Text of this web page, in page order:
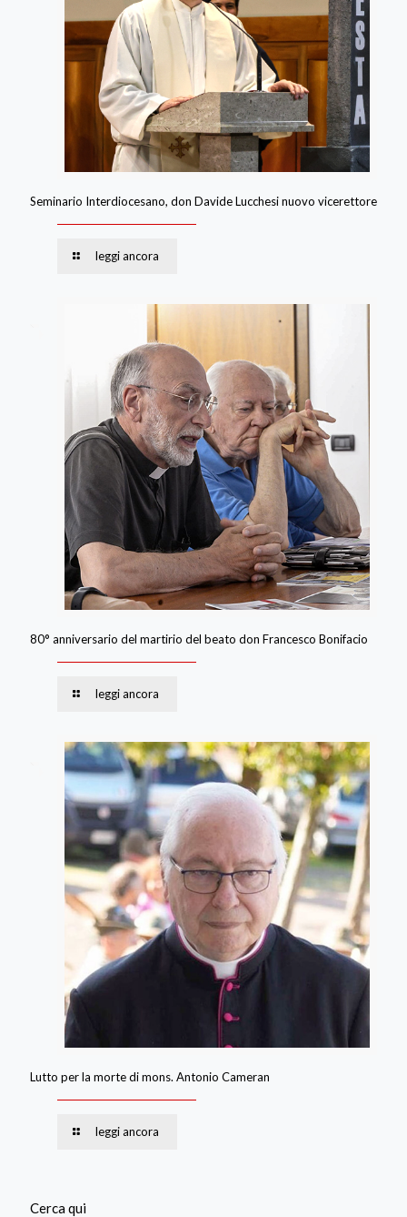
Seminario Interdiocesano, don Davide Lucchesi nuovo vicerettore
leggi ancora
80° anniversario del martirio del beato don Francesco Bonifacio
leggi ancora
Lutto per la morte di mons. Antonio Cameran
leggi ancora
Cerca qui